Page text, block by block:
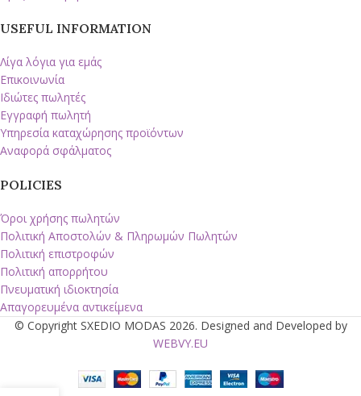
USEFUL INFORMATION
Λίγα λόγια για εμάς
Επικοινωνία
Ιδιώτες πωλητές
Εγγραφή πωλητή
Υπηρεσία καταχώρησης προϊόντων
Αναφορά σφάλματος
POLICIES
Όροι χρήσης πωλητών
Πολιτική Αποστολών & Πληρωμών Πωλητών
Πολιτική επιστροφών
Πολιτική απορρήτου
Πνευματική ιδιοκτησία
Απαγορευμένα αντικείμενα
© Copyright SXEDIO MODAS 2026. Designed and Developed by
WEBVY.EU